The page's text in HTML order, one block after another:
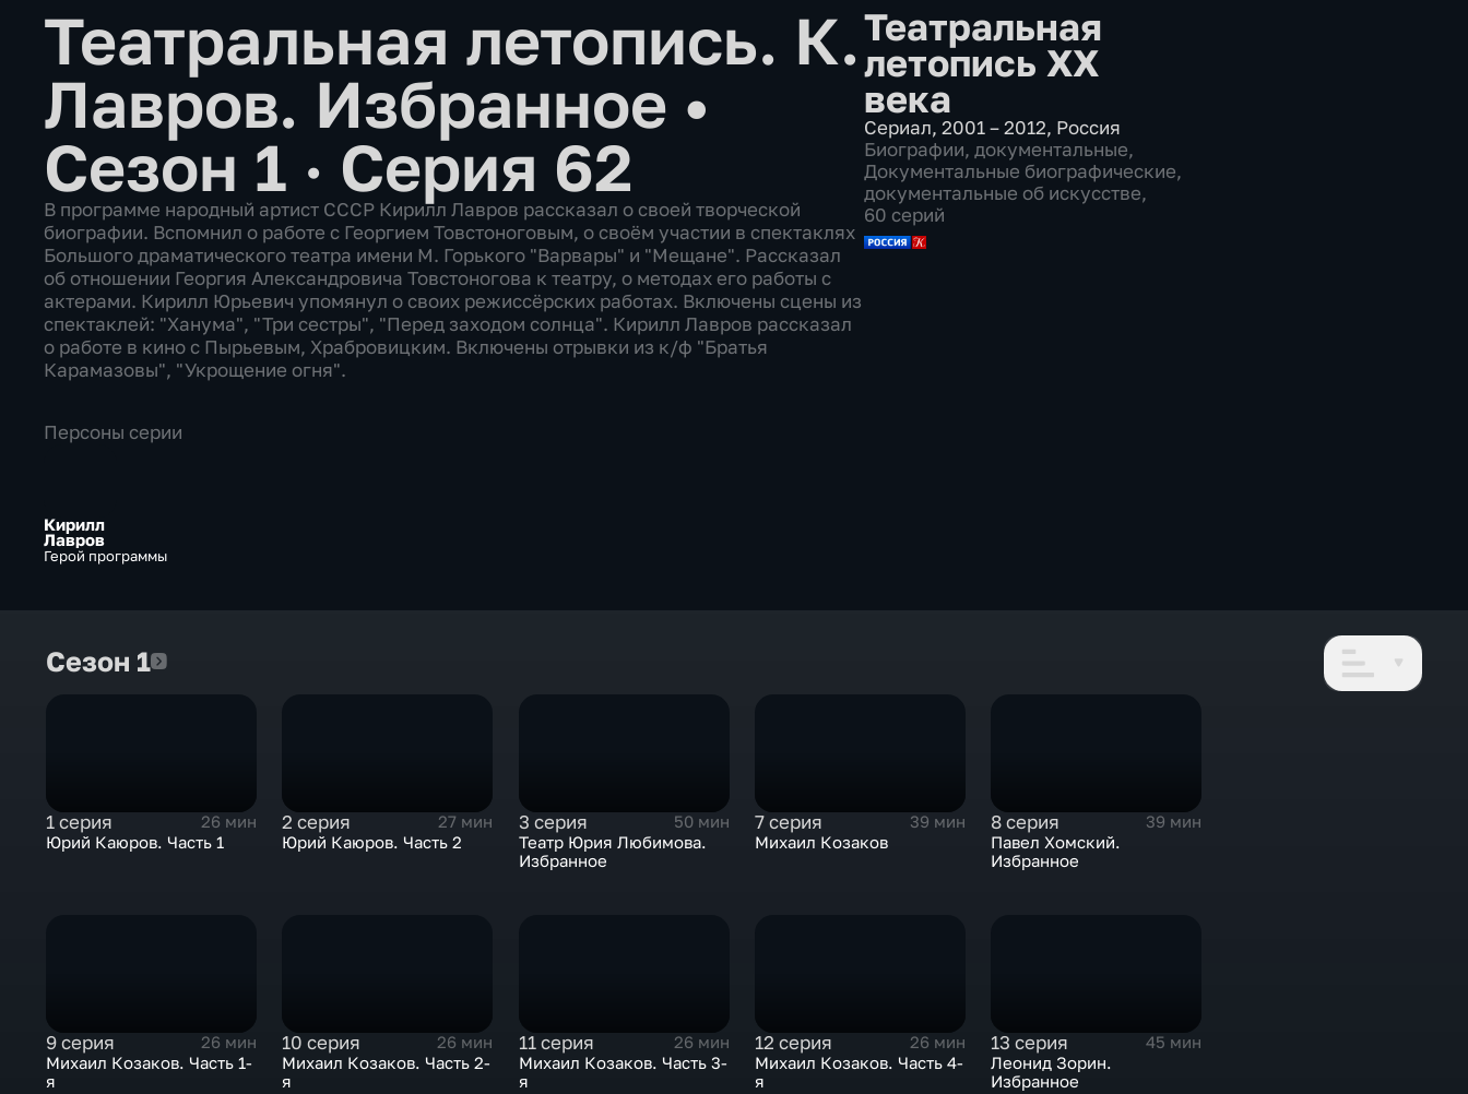
Театральная летопись. К.
Лавров. Избранное •
Сезон 1 · Серия 62
В программе народный артист СССР Кирилл Лавров рассказал о своей творческой
биографии. Вспомнил о работе с Георгием Товстоноговым, о своём участии в спектаклях
Большого драматического театра имени М. Горького "Варвары" и "Мещане". Рассказал
об отношении Георгия Александровича Товстоногова к театру, о методах его работы с
актерами. Кирилл Юрьевич упомянул о своих режиссёрских работах. Включены сцены из
спектаклей: "Ханума", "Три сестры", "Перед заходом солнца". Кирилл Лавров рассказал
о работе в кино с Пырьевым, Храбровицким. Включены отрывки из к/ф "Братья
Карамазовы", "Укрощение огня".
Театральная
летопись XX
века
Сериал, 2001 – 2012, Россия
Биографии, документальные,
Документальные биографические,
документальные об искусстве,
60 серий
Персоны серии
Кирилл
Лавров
Герой программы
Сезон 1Сезон 1
1 серия
26 мин
Юрий Каюров. Часть 1
2 серия
27 мин
Юрий Каюров. Часть 2
3 серия
50 мин
Театр Юрия Любимова.
Избранное
7 серия
39 мин
Михаил Козаков
8 серия
39 мин
Павел Хомский.
Избранное
9 серия
26 мин
Михаил Козаков. Часть 1-
я
10 серия
26 мин
Михаил Козаков. Часть 2-
я
11 серия
26 мин
Михаил Козаков. Часть 3-
я
12 серия
26 мин
Михаил Козаков. Часть 4-
я
13 серия
45 мин
Леонид Зорин.
Избранное